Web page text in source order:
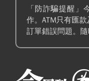
「防詐騙提醒」
作。ATM只有匯
訂單錯誤問題。